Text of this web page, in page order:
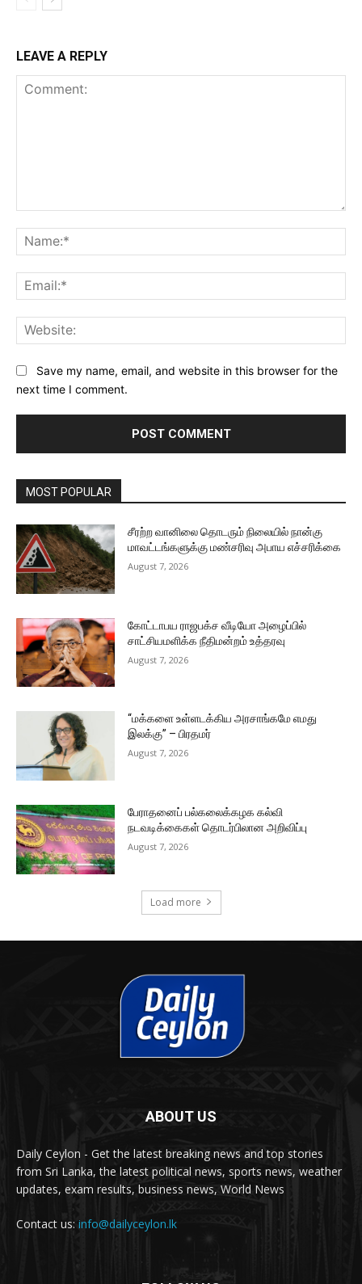
LEAVE A REPLY
Save my name, email, and website in this browser for the
next time I comment.
MOST POPULAR
சீரற்ற வானிலை தொடரும் நிலையில் நான்கு
மாவட்டங்களுக்கு மண்சரிவு அபாய எச்சரிக்கை
August 7, 2026
கோட்டாபய ராஜபக்ச வீடியோ அழைப்பில்
சாட்சியமளிக்க நீதிமன்றம் உத்தரவு
August 7, 2026
“மக்களை உள்ளடக்கிய அரசாங்கமே எமது
இலக்கு” – பிரதமர்
August 7, 2026
பேராதனைப் பல்கலைக்கழக கல்வி
நடவடிக்கைகள் தொடர்பிலான அறிவிப்பு
August 7, 2026
Load more
ABOUT US
Daily Ceylon - Get the latest breaking news and top stories
from Sri Lanka, the latest political news, sports news, weather
updates, exam results, business news, World News
Contact us: info@dailyceylon.lk